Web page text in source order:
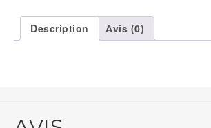
Description Avis (0)